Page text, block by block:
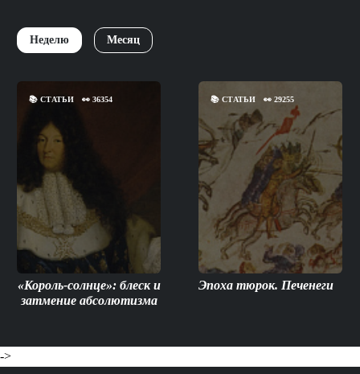
Неделю Месяц
📚 СТАТЬИ 👀 36354
«Король-солнце»: блеск и
затмение абсолютизма
📚СТАТЬИ 👀29255
Эпоха тюрок. Печенеги
->